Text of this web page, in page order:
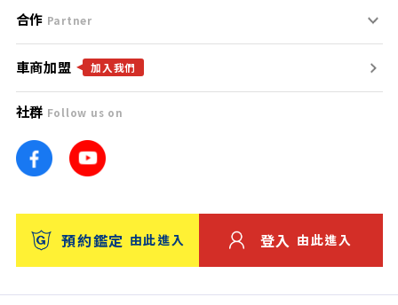
免責聲明
隱私權政策
團隊
車訊網
台灣優良中古車商大獎
聯絡我們
什麼是Goo鑑定？
找好車
找好店
找海外車
消費者評價
保固
合作 Partner
合作夥伴
廣告合作
車商加盟 加入我們
社群 Follow us on
預約鑑定 由此進入 登入 由此進入